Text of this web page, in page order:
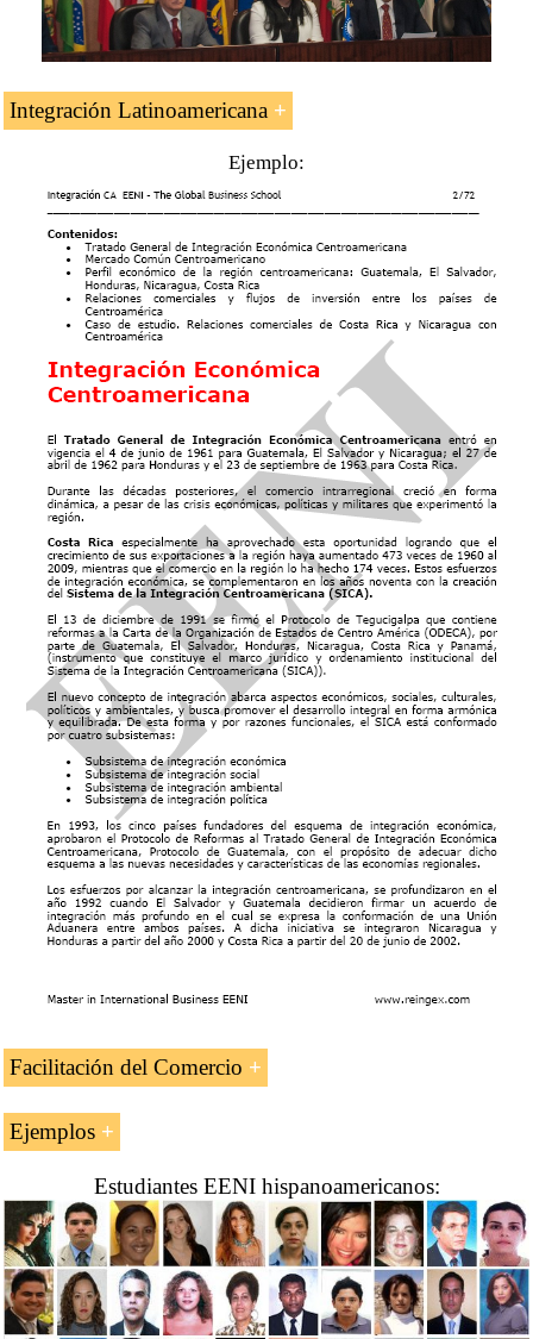
Tratados de Centroamérica.
Sistema Integración Centroamericana (SICA)
Mercado Común Centroamericano-
Integrado en SICA -
Tratado República Dominicana-Centroamérica-
Estados Unidos
Honduras-Panamá
Tratado República Dominicana-Centroamérica
(Costa Rica, El Salvador, Guatemala, Honduras,
Nicaragua)
Honduras-Chile
Tratado México-Centroamérica (Costa Rica, El
Salvador, Guatemala, Honduras,Nicaragua)
Tratado Reino Unido-América Central
Rica, El Salvador, Honduras, Nicaragua, Panamá)
Integración Latinoamericana
Organizaciones económicas y acuerdos de integración
regionales de Honduras.
Sistema Económico Latinoamericano y del Caribe
(SELA)
Asociación Estados del Caribe (AEC)
Proyecto Mesoamérica
Alianza Bolivariana (ALBA)
Banco Interamericano de Desarrollo
Comisión Económica para América Latina
(CEPAL)
Organización de los Estados Americanos (OEA)
Foro América Latina (Honduras) Asia
Comunidad de Estados Latinoamericanos y
Caribeños (CELAC)
Cumbre UE-Comunidad de Estados
Latinoamericanos y Caribeños (CELAC)
Asociación Latinoamericana Integración (ALADI)
(Observador)...
Naciones Unidas
Comisión Derecho Mercantil Internacional
(CNUDMI)
Ejemplo:
Facilitación del Comercio
Ejemplos
Ejemplo:
Estudiantes EENI hispanoamericanos: